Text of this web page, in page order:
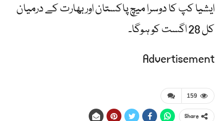
ایشیا کپ کا دوسرا میچ پاکستان اور بھارت کے درمیان
کل 28 اگست کو ہوگا۔
Advertisement
159
Share